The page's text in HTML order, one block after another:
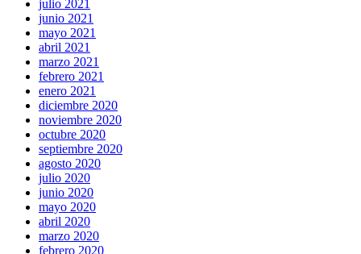
julio 2021
junio 2021
mayo 2021
abril 2021
marzo 2021
febrero 2021
enero 2021
diciembre 2020
noviembre 2020
octubre 2020
septiembre 2020
agosto 2020
julio 2020
junio 2020
mayo 2020
abril 2020
marzo 2020
febrero 2020